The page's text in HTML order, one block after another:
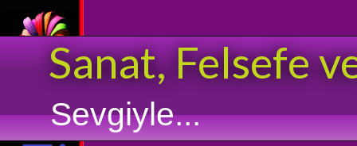
Sanat, Felsefe
Sevgiyle...